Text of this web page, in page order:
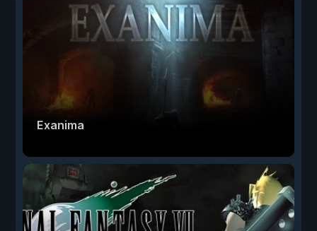
Exanima